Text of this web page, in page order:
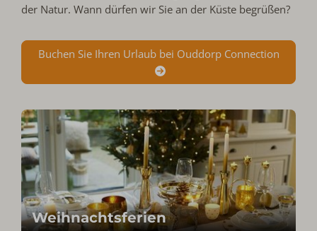
der Natur. Wann dürfen wir Sie an der Küste begrüßen?
Buchen Sie Ihren Urlaub bei Ouddorp Connection
Weihnachtsferien